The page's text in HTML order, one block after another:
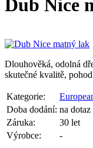
Dub Nice
Dlouhověká, odolná
skutečné kvalitě,
Kategorie:
Doba dodání: na dotaz
Záruka:
30 let
Výrobce:
-